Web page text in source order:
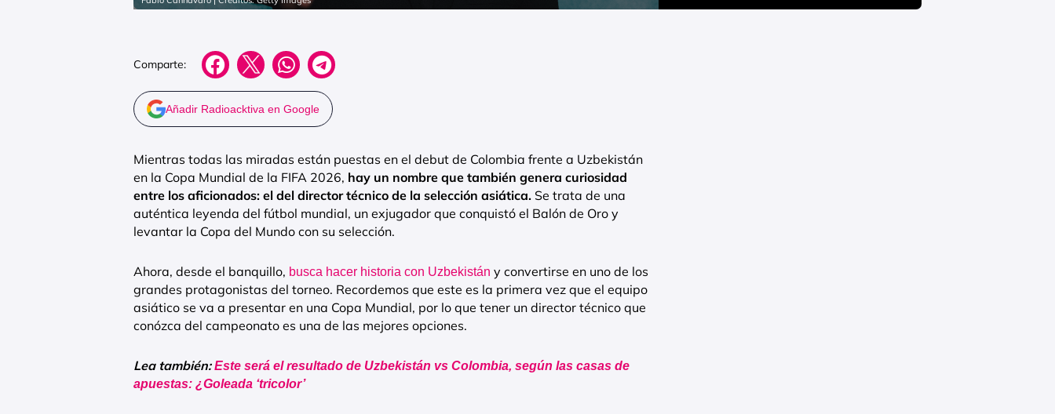
Comparte:
Añadir Radioacktiva en Google
Mientras todas las miradas están puestas en el debut de Colombia frente a Uzbekistán
en la Copa Mundial de la FIFA 2026, hay un nombre que también genera curiosidad
entre los aficionados: el del director técnico de la selección asiática. Se trata de una
auténtica leyenda del fútbol mundial, un exjugador que conquistó el Balón de Oro y
levantar la Copa del Mundo con su selección.
Ahora, desde el banquillo, busca hacer historia con Uzbekistán y convertirse en uno de los
grandes protagonistas del torneo. Recordemos que este es la primera vez que el equipo
asiático se va a presentar en una Copa Mundial, por lo que tener un director técnico que
conózca del campeonato es una de las mejores opciones.
Lea también:Este será el resultado de Uzbekistán vs Colombia, según las casas de
apuestas: ¿Goleada ‘tricolor’